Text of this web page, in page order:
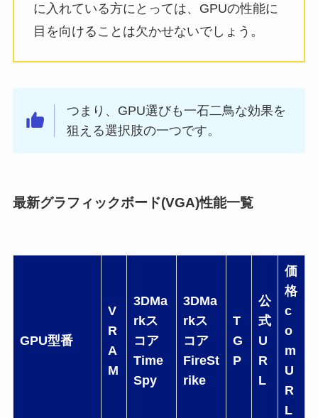
に入れている方にとっては、GPUの性能に
目を向けることは欠かせないでしょう。
つまり、GPU選びも一石二鳥な効果を
狙える選択肢の一つです。
最新グラフィックボード(VGA)性能一覧
GPU型番
V
R
A
M
3DMa
rkス
コア
Time
Spy
3DMa
rkス
コア
FireSt
rike
T
G
P
公
式
U
R
L
価
格
c
o
m
U
R
L